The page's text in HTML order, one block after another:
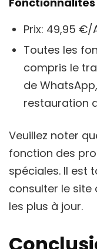
Prix: 49,95 €/
Toutes les
compris le
de
restauration
Veuillez noter
fonction des
spéciales. Il est
consulter le
les plus à jour.